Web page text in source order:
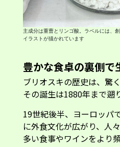
主成分は重曹とリンゴ酸。ラベルには、
イラストが描かれています
豊かな食卓の裏側で
ブリオスキの歴史は、驚
その誕生は1880年まで遡
19世紀後半、ヨーロッパ
に外食文化が広がり、人
多い食事やワインをより